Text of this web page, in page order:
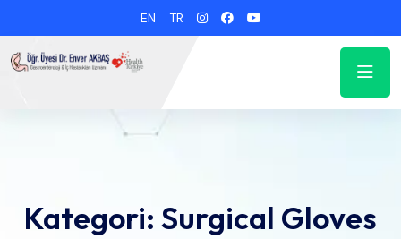
EN TR
Kategori: Surgical Gloves